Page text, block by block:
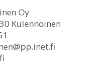
Oy
Kulennoinen